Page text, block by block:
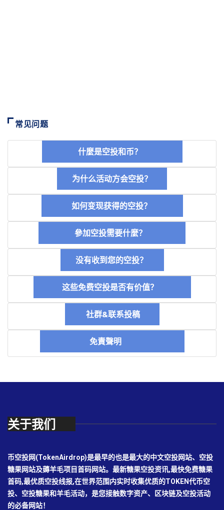
常见问题
什麼是空投和币？
为什么活动方会空投？
如何变现获得的空投？
參加空投需要什麼？
没有收到您的空投？
这些免费空投是否有价值？
社群&联系投稿
免責聲明
关于我们
币空投网(TokenAirdrop)是最早的也是最大的中文空投网站、空投
糖果网站及薅羊毛项目首码网站。最新糖果空投资讯,最快免费糖果
首码,最优质空投线报,在世界范围内实时收集优质的TOKEN代币空
投、空投糖果和羊毛活动，是您接触数字资产、区块链及空投活动
的必备网站！